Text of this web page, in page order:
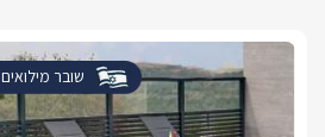
שובר מילואים